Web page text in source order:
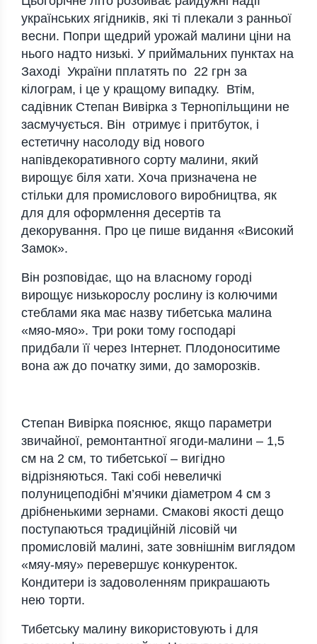
українських ягідників, які ті плекали з ранньої
весни. Попри щедрий урожай малини ціни на
нього надто низькі. У приймальних пунктах на
Заході України пплатять по 22 грн за
кілограм, і це у кращому випадку. Втім,
садівник Степан Вивірка з Тернопільщини не
засмучується. Він отримує і притбуток, і
естетичну насолоду від нового
напівдекоративного сорту малини, який
вирощує біля хати. Хоча призначена не
стільки для промислового виробництва, як
для для оформлення десертів та
декорування. Про це пише видання «Високий
Замок».
Він розповідає, що на власному городі
вирощує низькорослу рослину із колючими
стеблами яка має назву тибетська малина
«мяо-мяо». Три роки тому господарі
придбали її через Інтернет. Плодоноситиме
вона аж до початку зими, до заморозків.
Степан Вивірка пояснює, якщо параметри
звичайної, ремонтантної ягоди-малини – 1,5
см на 2 см, то тибетської – вигідно
відрізняються. Такі собі невеличкі
полуницеподібні м’ячики діаметром 4 см з
дрібненькими зернами. Смакові якості дещо
поступаються традиційній лісовій чи
промисловій малині, зате зовнішнім виглядом
«мяу-мяу» перевершує конкуренток.
Кондитери із задоволенням прикрашають
нею торти.
Тибетську малину використовують і для